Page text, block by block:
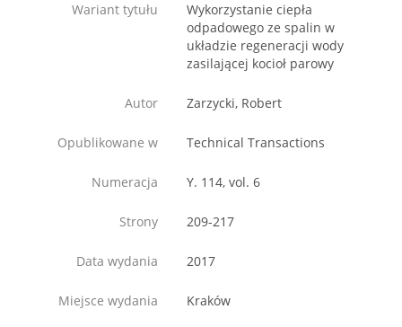
Wariant tytułu
Wykorzystanie ciepła
odpadowego ze spalin w
układzie regeneracji wody
zasilającej kocioł parowy
Autor Zarzycki, Robert
Opublikowane w Technical Transactions
Numeracja Y. 114, vol. 6
Strony 209-217
Data wydania 2017
Miejsce wydania Kraków